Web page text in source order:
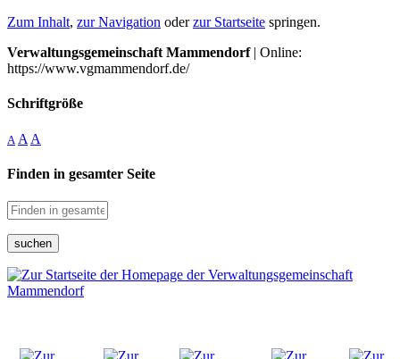
Zum Inhalt, zur Navigation oderzur Startseite springen.
Verwaltungsgemeinschaft Mammendorf| Online:
https://www.vgmammendorf.de/
Schriftgröße
A A A
Finden in gesamter Seite
suchen